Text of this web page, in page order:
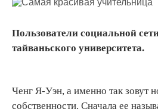
Пользователи социальной
тайваньского университета.
Ченг Я-Уэн, а именно так зовут
собственности. Сначала ее